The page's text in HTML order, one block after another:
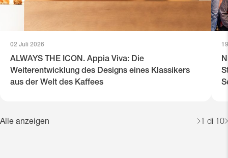
Alle anzeigen 1 di 10
02 Juli 2026
ALWAYS THE ICON. Appia Viva: Die
Weiterentwicklung des Designs eines Klassikers
aus der Welt des Kaffees